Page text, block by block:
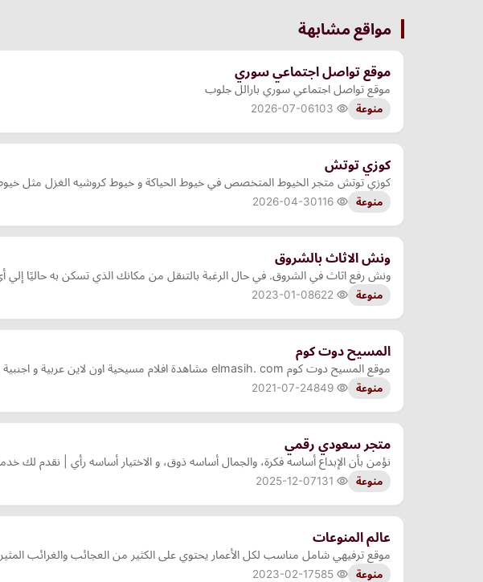
مواقع مشابهة
موقع تواصل اجتماعي سوري
موقع تواصل اجتماعي سوري بارالل جلوب
منوعة 2026-07-06
كوزي توتش
كوزي توتش متجر الخيوط المتخصص في خيوط الحياكة و خيوط كروشيه الغزل مثل خيوط
منوعة 2026-04-30
ونش الاثاث بالشروق
ونش رفع اثاث في الشروق. في حال الرغبة بالتنقل من مكانك الذي تسكن به حاليًا إلي
منوعة 2023-01-08
المسيح دوت كوم
موقع المسيح دوت كوم elmasih. com مشاهدة افلام مسيحية اون لاين عربية و اجنبية بجودة عالية و مشاهدة الافلام مباشرة افلام مشاهدة مباشرة اون لاين مترجم بوكس اوفس Box Office مجاناً .
منوعة 2021-07-24
متجر سعودي رقمي
نؤمن بأن الإبداع أساسه فكرة، والجمال أساسه ذوق، و الاختيار أساسه رأي | نقدم لك
منوعة 2025-12-07
عالم المنوعات
موقع ترفيهي شامل مناسب لكل الأعمار يحتوي على الكثير من العجائب والغرائب المثيرة
منوعة 2023-02-17